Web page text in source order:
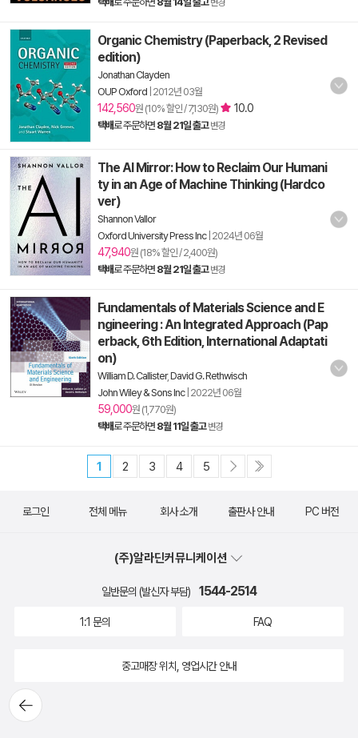
변경
Organic Chemistry (Paperback, 2 Revised
edition)
Jonathan Clayden
OUP Oxford 2012년 03월
142,560원 (10% 할인 / 7,130원) 10.0
택배로 주문하면 8월 21일 출고 변경
The AI Mirror: How to Reclaim Our Humani
ty in an Age of Machine Thinking (Hardco
ver)
Shannon Vallor
Oxford University Press Inc| 2024년 06월
47,940원 (18% 할인 / 2,400원)
택배로 주문하면 8월 21일 출고 변경
Fundamentals of Materials Science and E
ngineering : An Integrated Approach (Pap
erback, 6th Edition, International Adaptati
on)
William D. Callister,David G. Rethwisch
John Wiley & Sons Inc| 2022년 06월
59,000원 (1,770원)
택배로 주문하면 8월 11일 출고 변경
1 2 3 4 5
뒤로가
기
로그인 전체 메뉴 회사 소개 출판사 안내 PC 버전
(주)알라딘커뮤니케이션
일반문의 (발신자 부담) 1544-2514
1:1 문의 FAQ
중고매장 위치, 영업시간 안내